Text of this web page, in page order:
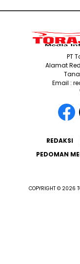
PT
Alamat
Email :
REDAKSI
PEDOMAN
COPYRIGHT © 2026